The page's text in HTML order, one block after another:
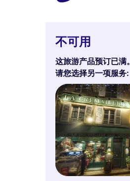
不可用
这旅游产品预订已满。
请您选择另一项服务: